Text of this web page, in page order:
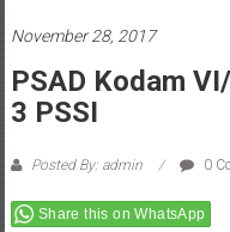
November 28, 2017
PSAD Kodam
3 PSSI
Posted By: admin 0
Share this on WhatsApp